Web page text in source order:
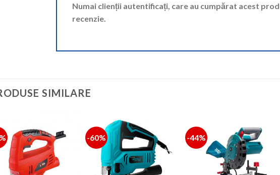
Numai clienții autentificați, care au cumpărat acest
recenzie.
SIMILARE
-60% -44%